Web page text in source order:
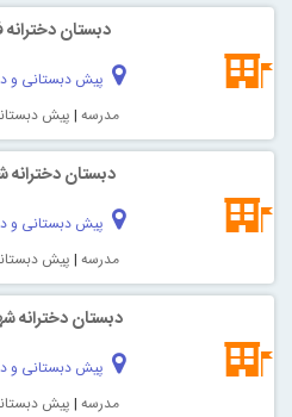
دبستان دخترانه
پیش دبستانی و
مدرسه | پیش
دبستان دخترانه
پیش دبستانی و
مدرسه | پیش
دبستان دخترانه
پیش دبستانی و
مدرسه | پیش